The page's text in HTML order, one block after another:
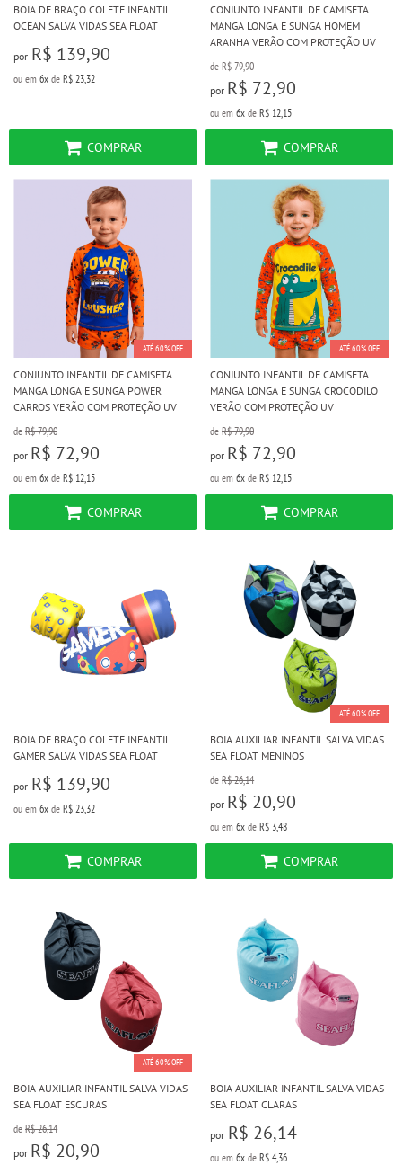
BOIA DE BRAÇO COLETE INFANTIL
OCEAN SALVA VIDAS SEA FLOAT
por R$ 139,90
ou em 6x de R$ 23,32
COMPRAR
CONJUNTO INFANTIL DE CAMISETA
MANGA LONGA E SUNGA HOMEM
ARANHA VERÃO COM PROTEÇÃO UV
de R$ 79,90
por R$ 72,90
ou em 6x de R$ 12,15
COMPRAR
ATÉ 60% OFF
CONJUNTO INFANTIL DE CAMISETA
MANGA LONGA E SUNGA POWER
CARROS VERÃO COM PROTEÇÃO UV
de R$ 79,90
por R$ 72,90
ou em 6x de R$ 12,15
COMPRAR
ATÉ 60% OFF
CONJUNTO INFANTIL DE CAMISETA
MANGA LONGA E SUNGA CROCODILO
VERÃO COM PROTEÇÃO UV
de R$ 79,90
por R$ 72,90
ou em 6x de R$ 12,15
COMPRAR
BOIA DE BRAÇO COLETE INFANTIL
GAMER SALVA VIDAS SEA FLOAT
por R$ 139,90
ou em 6x de R$ 23,32
COMPRAR
ATÉ 60% OFF
BOIA AUXILIAR INFANTIL SALVA VIDAS
SEA FLOAT MENINOS
de R$ 26,14
por R$ 20,90
ou em 6x de R$ 3,48
COMPRAR
ATÉ 60% OFF
BOIA AUXILIAR INFANTIL SALVA VIDAS
SEA FLOAT ESCURAS
de R$ 26,14
por R$ 20,90
BOIA AUXILIAR INFANTIL SALVA VIDAS
SEA FLOAT CLARAS
por R$ 26,14
ou em 6x de R$ 4,36